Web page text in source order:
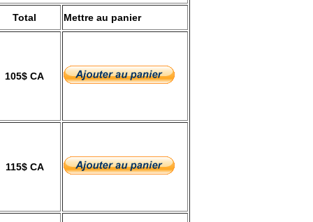
Total Mettre au panier
105$ CA
115$ CA